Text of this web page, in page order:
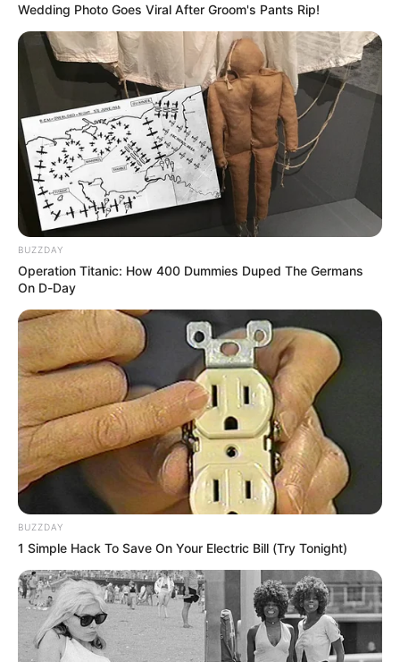
Si se continúa la búsqueda, esta será extendida por tres
días más y así sucesivamente hasta que se tome la
decisión de parar con el operativo, aseguró Jiménez y
agregó que la decisión será soportada por la cantidad de
recurso humano y económicoque se cuente para
prolongar la búsqueda.
Lea también:Investigan muerte de mujer brasileña en
Medellín: la extranjera cayó desde el piso 16 del barrio
El Poblado
Hay que indicar que, las autoridades de
Antioquiaanunciaron una recompensa para quien
entregue información o permita la búsqueda deGilarski.
De acuerdo con la secretaria de Gobierno, Luz Migdonia
Carvajal, existe un incentivo económico para quien logre
dar con el paradero del extranjero. Sin embargo, la cifra
no es precisa, pues según ella, a ninguna persona se le
Wedding Photo Goes Viral After Groom's Pants Rip!
BUZZDAY
Operation Titanic: How 400 Dummies Duped The Germans
On D-Day
BUZZDAY
1 Simple Hack To Save On Your Electric Bill (Try Tonight)